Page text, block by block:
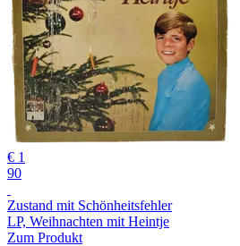
€ 1
90
Zustand mit Schönheitsfehler
LP, Weihnachten mit Heintje
Zum Produkt